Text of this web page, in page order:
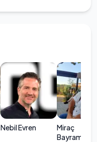
Nebil Evren
Miraç
Bayramoğlu